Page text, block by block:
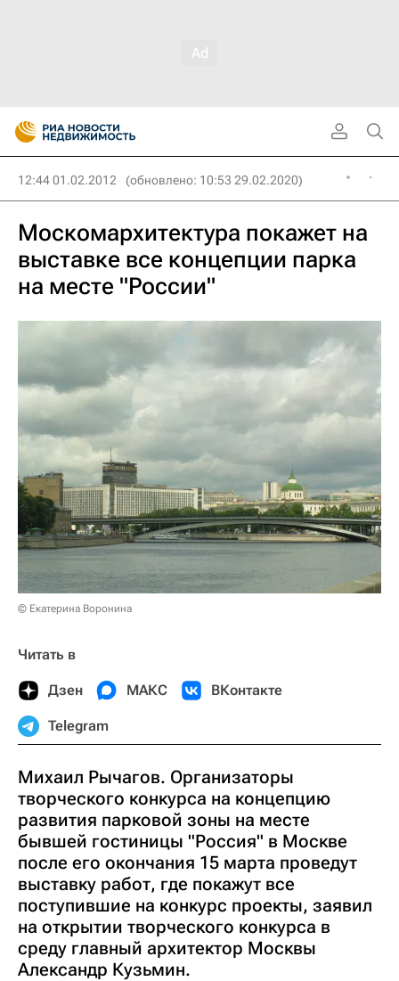
12:44 01.02.2012 (обновлено: 10:53 29.02.2020)
Москомархитектура покажет на
выставке все концепции парка
на месте "России"
© Екатерина Воронина
Читать в
Дзен МАКС ВКонтакте
Telegram
Михаил Рычагов. Организаторы
творческого конкурса на концепцию
развития парковой зоны на месте
бывшей гостиницы "Россия" в Москве
после его окончания 15 марта проведут
выставку работ, где покажут все
поступившие на конкурс проекты, заявил
на открытии творческого конкурса в
среду главный архитектор Москвы
Александр Кузьмин.